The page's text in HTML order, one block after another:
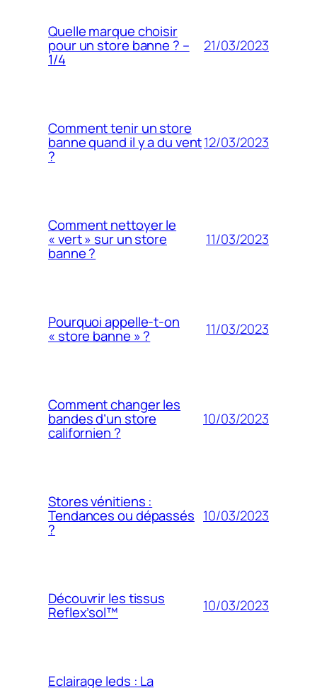
Quelle marque choisir
pour un store banne ? –
1/4
21/03/2023
Comment tenir un store
banne quand il y a du vent
?
12/03/2023
Comment nettoyer le
« vert » sur un store
banne ?
11/03/2023
Pourquoi appelle-t-on
« store banne » ? 11/03/2023
Comment changer les
bandes d’un store
californien ?
10/03/2023
Stores vénitiens :
Tendances ou dépassés
?
10/03/2023
Découvrir les tissus
Reflex’sol™ 10/03/2023
Eclairage leds : La